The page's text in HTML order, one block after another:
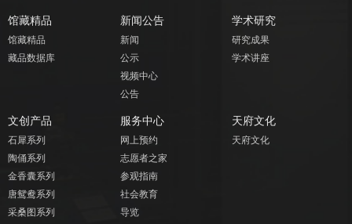
馆藏精品
馆藏精品
藏品数据库
新闻公告
新闻
公示
视频中心
公告
学术研究
研究成果
学术讲座
文创产品
石犀系列
陶俑系列
金香囊系列
唐鸳鸯系列
采桑图系列
服务中心
网上预约
志愿者之家
参观指南
社会教育
导览
天府文化
天府文化